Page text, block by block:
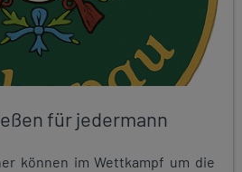
für jedermann
können im Wettkampf um die